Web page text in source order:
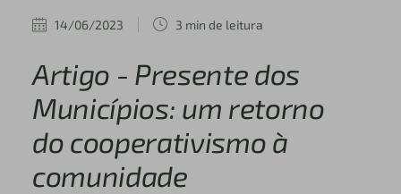
14/06/2023 3 min de leitura
Artigo - Presente dos
Municípios: um retorno
do cooperativismo à
comunidade